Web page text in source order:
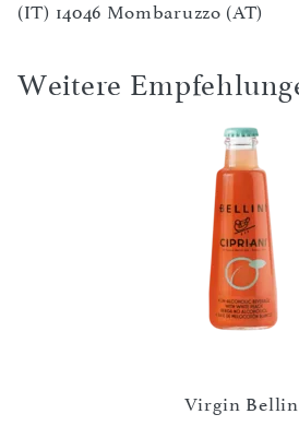
(IT) 14046 Mombaruzzo (AT)
Weitere
Virgin